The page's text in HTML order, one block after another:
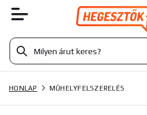
HONLAP MŰHELYFELSZERELÉS